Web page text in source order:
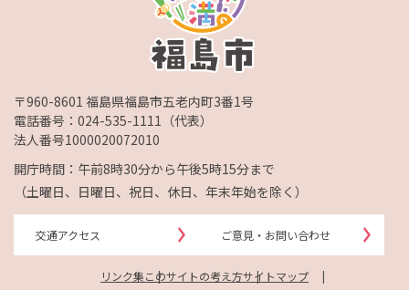
〒960-8601 福島県福島市五老内町3番1号
電話番号： 024-535-1111 （代表）
法人番号1000020072010
開庁時間：午前8時30分から午後5時15分まで
（土曜日、日曜日、祝日、休日、年末年始を除く）
交通アクセス ご意見・お問い合わせ
リンク集このサイトの考え方サイトマップ